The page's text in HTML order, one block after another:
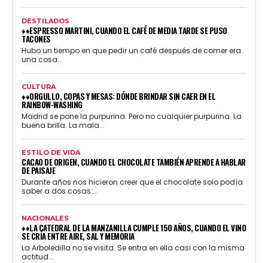
DESTILADOS
♦♦ESPRESSO MARTINI, CUANDO EL CAFÉ DE MEDIA TARDE SE PUSO
TACONES
Hubo un tiempo en que pedir un café después de comer era
una cosa...
CULTURA
♦♦ORGULLO, COPAS Y MESAS: DÓNDE BRINDAR SIN CAER EN EL
RAINBOW-WASHING
Madrid se pone la purpurina. Pero no cualquier purpurina. La
buena brilla. La mala...
ESTILO DE VIDA
CACAO DE ORIGEN, CUANDO EL CHOCOLATE TAMBIÉN APRENDE A HABLAR
DE PAISAJE
Durante años nos hicieron creer que el chocolate solo podía
saber a dos cosas:...
NACIONALES
♦♦LA CATEDRAL DE LA MANZANILLA CUMPLE 150 AÑOS, CUANDO EL VINO
SE CRÍA ENTRE AIRE, SAL Y MEMORIA
La Arboledilla no se visita. Se entra en ella casi con la misma
actitud...